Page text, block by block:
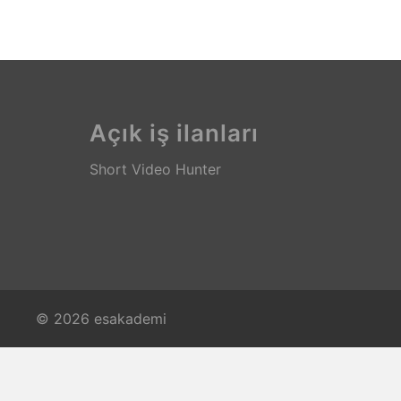
Açık iş ilanları
Short Video Hunter
© 2026 esakademi